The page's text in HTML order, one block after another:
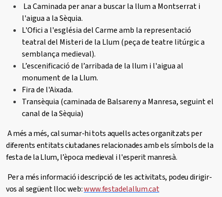
La Caminada per anar a buscar la llum a Montserrat i
l'aigua a la Sèquia.
L'Ofici a l'església del Carme amb la representació
teatral del Misteri de la Llum (peça de teatre litúrgic a
semblança medieval).
L’escenificació de l’arribada de la llum i l'aigua al
monument de la Llum.
Fira de l'Aixada.
Transèquia (caminada de Balsareny a Manresa, seguint el
canal de la Sèquia)
A més a més, cal sumar-hi tots aquells actes organitzats per
diferents entitats ciutadanes relacionades amb els símbols de la
festa de la Llum, l’època medieval i l'esperit manresà.
Per a més informació i descripció de les activitats, podeu dirigir-
vos al següent lloc web:www.festadelallum.cat